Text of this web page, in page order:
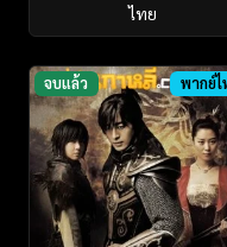
ไทย
จบแล้ว พากย์ไ